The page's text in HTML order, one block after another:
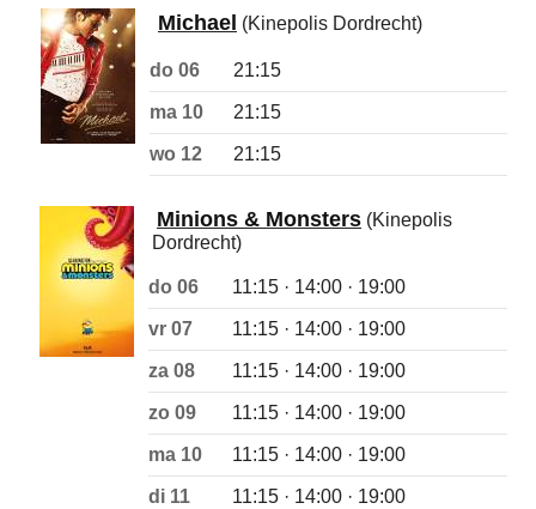
Michael (Kinepolis Dordrecht)
do 06 21:15
ma 10 21:15
wo 12 21:15
Minions & Monsters (Kinepolis
Dordrecht)
do 06 11:15 · 14:00 · 19:00
vr 07 11:15 · 14:00 · 19:00
za 08 11:15 · 14:00 · 19:00
zo 09 11:15 · 14:00 · 19:00
ma 10 11:15 · 14:00 · 19:00
di 11 11:15 · 14:00 · 19:00